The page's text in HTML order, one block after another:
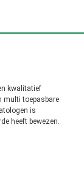
kwalitatief
multi toepasbare
is
heeft bewezen.